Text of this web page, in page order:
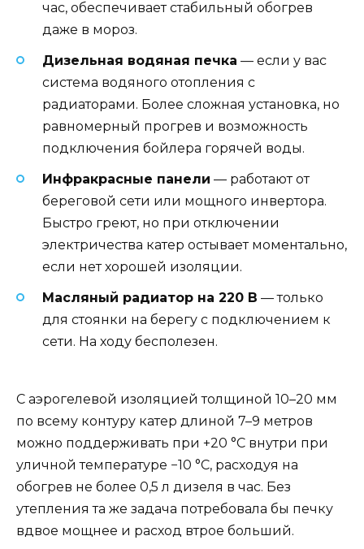
час, обеспечивает стабильный обогрев
даже в мороз.
Дизельная водяная печка — если у вас
система водяного отопления с
радиаторами. Более сложная установка, но
равномерный прогрев и возможность
подключения бойлера горячей воды.
Инфракрасные панели — работают от
береговой сети или мощного инвертора.
Быстро греют, но при отключении
электричества катер остывает моментально,
если нет хорошей изоляции.
Масляный радиатор на 220 В — только
для стоянки на берегу с подключением к
сети. На ходу бесполезен.
С аэрогелевой изоляцией толщиной 10–20 мм
по всему контуру катер длиной 7–9 метров
можно поддерживать при +20 °C внутри при
уличной температуре −10 °C, расходуя на
обогрев не более 0,5 л дизеля в час. Без
утепления та же задача потребовала бы печку
вдвое мощнее и расход втрое больший.